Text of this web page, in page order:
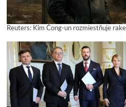
Reuters: Kim Čong-un rozmiestňuje